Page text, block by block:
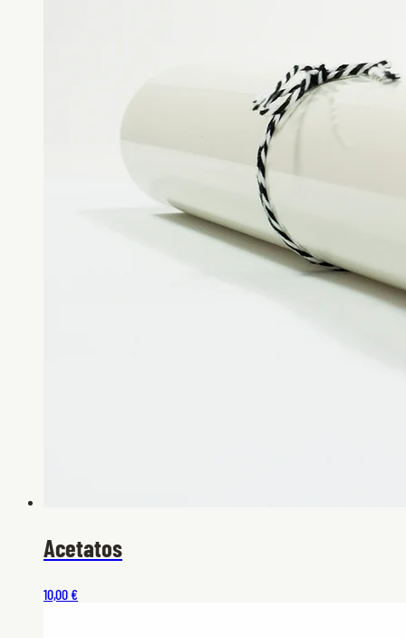
Acetatos
10,00 €